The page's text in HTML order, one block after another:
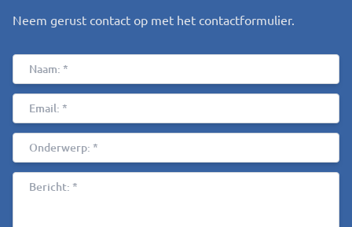
Neem gerust contact op met het contactformulier.